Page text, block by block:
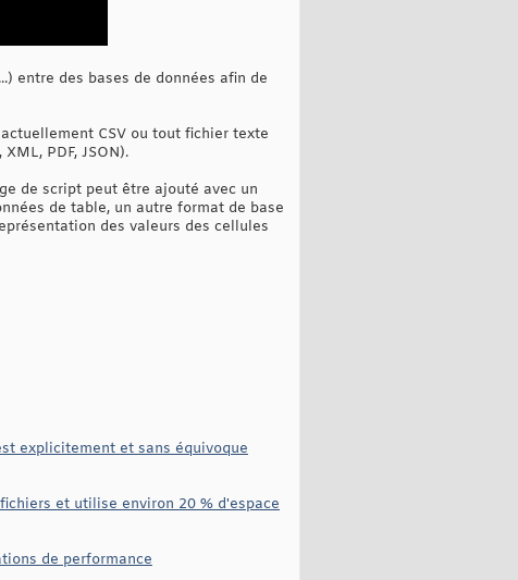
entre des bases de données afin de
CSV ou tout fichier texte
PDF, JSON).
de script peut être ajouté avec un
de table, un autre format de base
des valeurs des cellules
explicitement et sans équivoque
et utilise environ 20 % d'espace
de performance